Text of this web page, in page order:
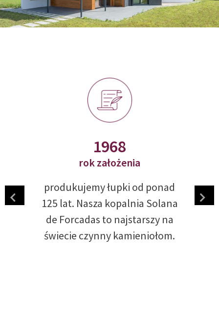
+1900
pracowników
naszą firmę tworzy zespół 1900
specjalistów, dla których praca
z łupkiem naturalnym to
prawdziwa pasja.